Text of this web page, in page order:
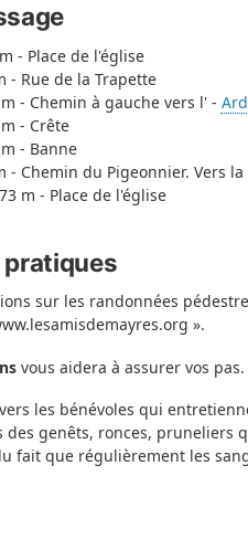
- Place de l'église
- Rue de la Trapette
- Chemin à gauche vers l' -
- Crête
- Banne
- Chemin du Pigeonnier. Vers
m - Place de l'église
sur les randonnées
».
vous aidera à assurer vos pas.
les bénévoles qui
des genêts, ronces,
fait que régulièrement les